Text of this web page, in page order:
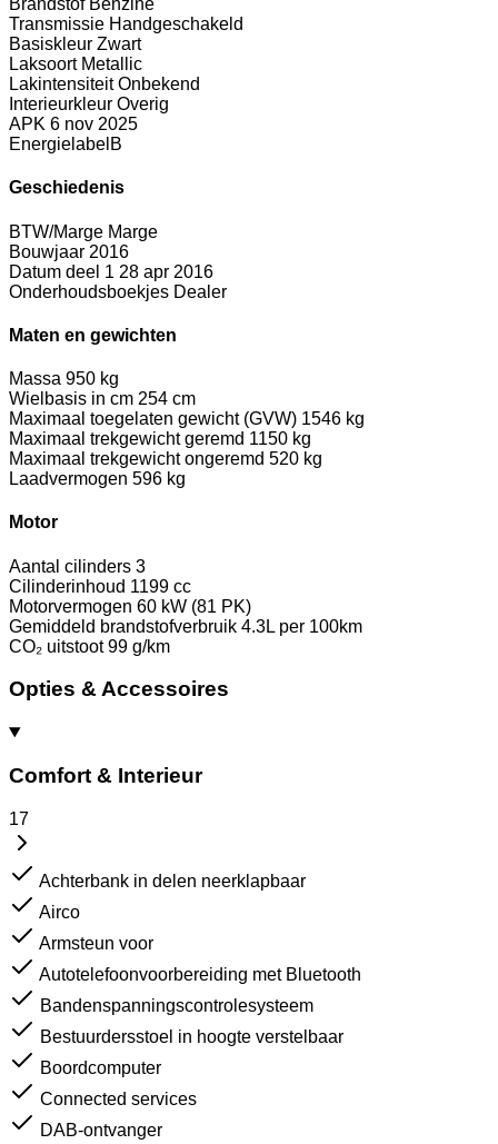
Brandstof Benzine
Transmissie Handgeschakeld
Basiskleur Zwart
Laksoort Metallic
Lakintensiteit Onbekend
Interieurkleur Overig
APK 6 nov 2025
Energielabel B
Geschiedenis
BTW/Marge Marge
Bouwjaar 2016
Datum deel 1 28 apr 2016
Onderhoudsboekjes Dealer
Maten en gewichten
Massa 950 kg
Wielbasis in cm 254 cm
Maximaal toegelaten gewicht (GVW) 1546 kg
Maximaal trekgewicht geremd 1150 kg
Maximaal trekgewicht ongeremd 520 kg
Laadvermogen 596 kg
Motor
Aantal cilinders 3
Cilinderinhoud 1199 cc
Motorvermogen 60 kW (81 PK)
Gemiddeld brandstofverbruik 4.3L per 100km
CO₂ uitstoot 99 g/km
Opties & Accessoires
Comfort & Interieur
17
Achterbank in delen neerklapbaar
Airco
Armsteun voor
Autotelefoonvoorbereiding met Bluetooth
Bandenspanningscontrolesysteem
Bestuurdersstoel in hoogte verstelbaar
Boordcomputer
Connected services
DAB-ontvanger